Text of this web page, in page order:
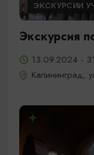
ЭКСКУРСИИ
Экскурсия
13.09.2024 -
Калининград,